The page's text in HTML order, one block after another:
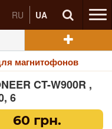
RU UA
магнитофонов
CT-W900R ,
6
60 грн.